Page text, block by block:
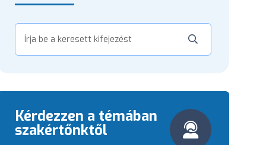
Kérdezzen a témában
szakértőnktől